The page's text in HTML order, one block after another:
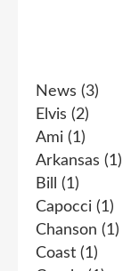
News (3)
Elvis (2)
Ami (1)
Arkansas (1)
Bill
(1)
Capocci (1)
Chanson (1)
Coast (1)